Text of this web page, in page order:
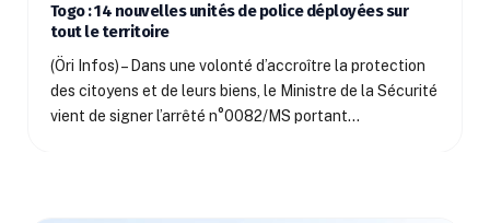
Togo : 14 nouvelles unités de police déployées sur
tout le territoire
(Öri Infos) – Dans une volonté d’accroître la protection
des citoyens et de leurs biens, le Ministre de la Sécurité
vient de signer l’arrêté n°0082/MS portant…